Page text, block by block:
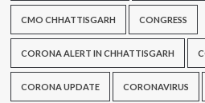
CMO CHHATTISGARH CONGRESS
CORONA ALERT IN CHHATTISGARH
CORONA UPDATE CORONAVIRUS